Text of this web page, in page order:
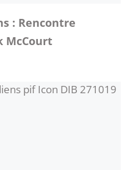
: Rencontre
McCourt